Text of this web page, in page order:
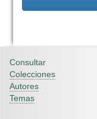
Consultar
Colecciones
Autores
Temas